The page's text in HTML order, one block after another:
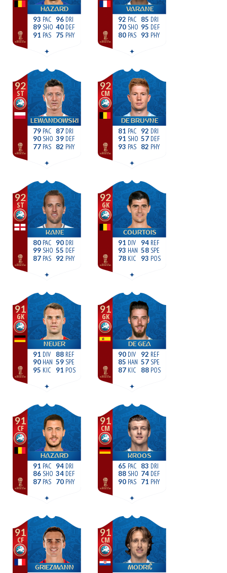
HAZARD
93
89
91
96
40
75
VARANE
92
70
80
85
95
93
92
ST
LEWANDOWSKI
79
90
77
87
39
82
92
CM
DE BRUYNE
81
91
93
92
57
82
92
ST
KANE
80
99
87
90
55
92
92
GK
COURTOIS
91
93
78
94
58
93
91
GK
NEUER
91
90
95
88
59
91
91
GK
DE GEA
90
85
87
92
57
88
91
CF
HAZARD
91
86
87
94
34
70
91
CM
KROOS
65
88
90
83
74
71
91
CF
GRIEZMANN
91
CM
MODRIĆ